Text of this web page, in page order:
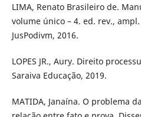
LIMA, Renato Brasileiro de.
volume único – 4. ed. rev.,
JusPodivm, 2016.
LOPES JR., Aury. Direito
Saraiva Educação, 2019.
MATIDA, Janaína. O problema